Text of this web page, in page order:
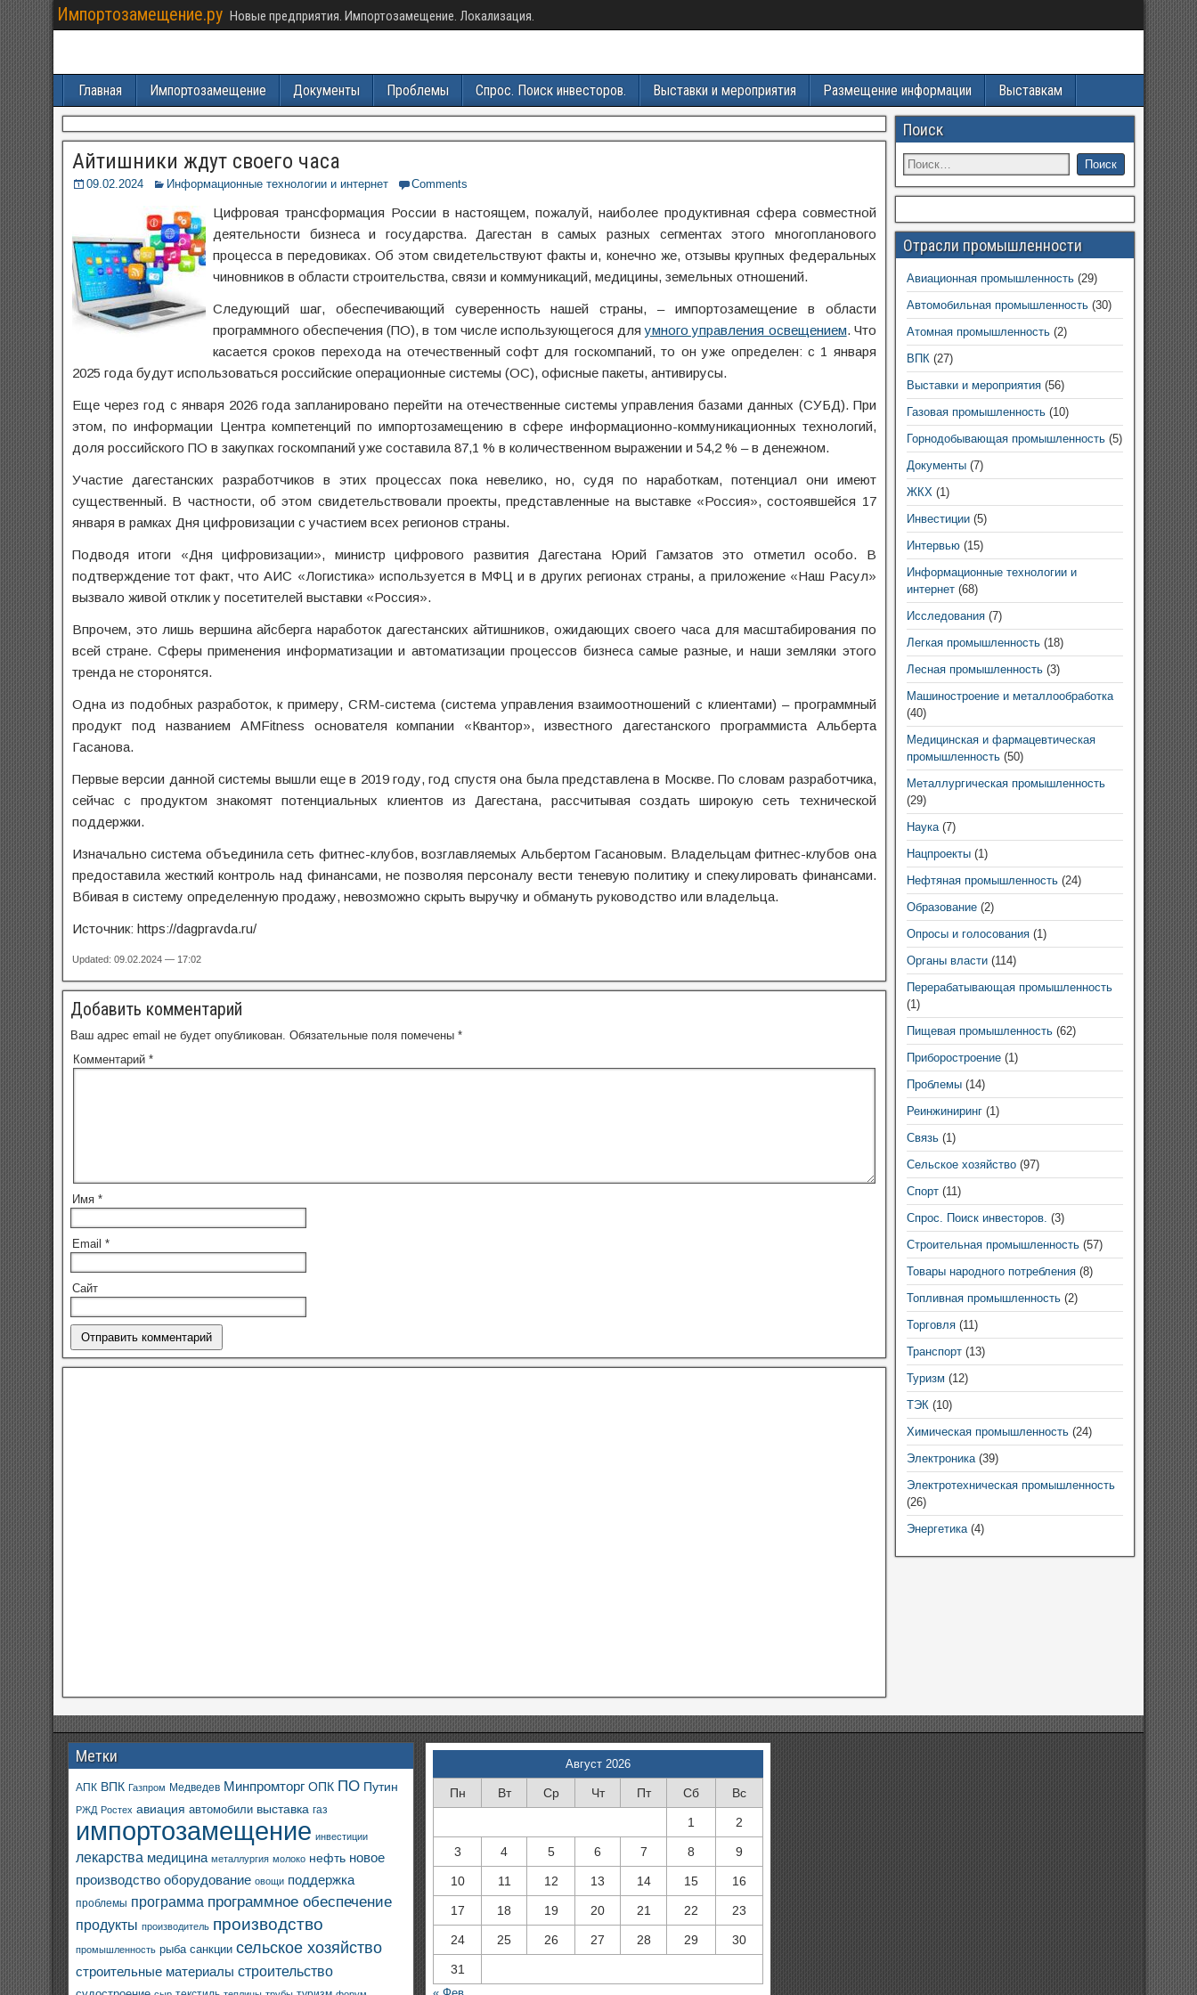
Импортозамещение.ру Новые предприятия. Импортозамещение. Локализация.
Главная Импортозамещение Документы Проблемы Спрос. Поиск инвесторов. Выставки и мероприятия Размещение информации Выставкам
Айтишники ждут своего часа
09.02.2024 Информационные технологии и интернет Comments
Цифровая трансформация России в настоящем, пожалуй, наиболее продуктивная сфера совместной
деятельности бизнеса и государства. Дагестан в самых разных сегментах этого многопланового
процесса в передовиках. Об этом свидетельствуют факты и, конечно же, отзывы крупных федеральных
чиновников в области строительства, связи и коммуникаций, медицины, земельных отношений.
Следующий шаг, обеспечивающий суверенность нашей страны, – импортозамещение в области
программного обеспечения (ПО), в том числе использующегося дляумного управления освещением. Что
касается сроков перехода на отечественный софт для госкомпаний, то он уже определен: с 1 января
2025 года будут использоваться российские операционные системы (ОС), офисные пакеты, антивирусы.
Еще через год с января 2026 года запланировано перейти на отечественные системы управления базами данных (СУБД). При
этом, по информации Центра компетенций по импортозамещению в сфере информационно-коммуникационных технологий,
доля российского ПО в закупках госкомпаний уже составила 87,1 % в количественном выражении и 54,2 % – в денежном.
Участие дагестанских разработчиков в этих процессах пока невелико, но, судя по наработкам, потенциал они имеют
существенный. В частности, об этом свидетельствовали проекты, представленные на выставке «Россия», состоявшейся 17
января в рамках Дня цифровизации с участием всех регионов страны.
Подводя итоги «Дня цифровизации», министр цифрового развития Дагестана Юрий Гамзатов это отметил особо. В
подтверждение тот факт, что АИС «Логистика» используется в МФЦ и в других регионах страны, а приложение «Наш Расул»
вызвало живой отклик у посетителей выставки «Россия».
Впрочем, это лишь вершина айсберга наработок дагестанских айтишников, ожидающих своего часа для масштабирования по
всей стране. Сферы применения информатизации и автоматизации процессов бизнеса самые разные, и наши земляки этого
тренда не сторонятся.
Одна из подобных разработок, к примеру, CRM-система (система управления взаимоотношений с клиентами) – программный
продукт под названием AMFitness основателя компании «Квантор», известного дагестанского программиста Альберта
Гасанова.
Первые версии данной системы вышли еще в 2019 году, год спустя она была представлена в Москве. По словам разработчика,
сейчас с продуктом знакомят потенциальных клиентов из Дагестана, рассчитывая создать широкую сеть технической
поддержки.
Изначально система объединила сеть фитнес-клубов, возглавляемых Альбертом Гасановым. Владельцам фитнес-клубов она
предоставила жесткий контроль над финансами, не позволяя персоналу вести теневую политику и спекулировать финансами.
Вбивая в систему определенную продажу, невозможно скрыть выручку и обмануть руководство или владельца.
Источник: https://dagpravda.ru/
Updated: 09.02.2024 — 17:02
Добавить комментарий
Ваш адрес email не будет опубликован. Обязательные поля помечены *
Комментарий *
Имя *
Email *
Сайт
Поиск
Отрасли промышленности
Авиационная промышленность(29)
Автомобильная промышленность(30)
Атомная промышленность(2)
ВПК(27)
Выставки и мероприятия(56)
Газовая промышленность(10)
Горнодобывающая промышленность(5)
Документы(7)
ЖКХ(1)
Инвестиции(5)
Интервью(15)
Информационные технологии и
интернет(68)
Исследования(7)
Легкая промышленность(18)
Лесная промышленность(3)
Машиностроение и металлообработка
(40)
Медицинская и фармацевтическая
промышленность(50)
Металлургическая промышленность
(29)
Наука(7)
Нацпроекты(1)
Нефтяная промышленность(24)
Образование(2)
Опросы и голосования(1)
Органы власти(114)
Перерабатывающая промышленность
(1)
Пищевая промышленность(62)
Приборостроение(1)
Проблемы(14)
Реинжиниринг(1)
Связь(1)
Сельское хозяйство(97)
Спорт(11)
Спрос. Поиск инвесторов. (3)
Строительная промышленность(57)
Товары народного потребления(8)
Топливная промышленность(2)
Торговля(11)
Транспорт(13)
Туризм (12)
ТЭК(10)
Химическая промышленность(24)
Электроника(39)
Электротехническая промышленность
(26)
Энергетика(4)
Метки
АПК ВПК Газпром Медведев Минпромторг ОПК ПО Путин
РЖД Ростех авиация автомобили выставка газ
импортозамещение инвестиции
лекарства медицина металлургия молоко нефть новое
производство оборудование овощи поддержка
проблемы программа программное обеспечение
продукты производитель производство
промышленность рыба санкции сельское хозяйство
строительные материалы строительство
Август 2026
Пн Вт Ср Чт Пт Сб Вс
1 2
3 4 5 6 7 8 9
10 11 12 13 14 15 16
17 18 19 20 21 22 23
24 25 26 27 28 29 30
31